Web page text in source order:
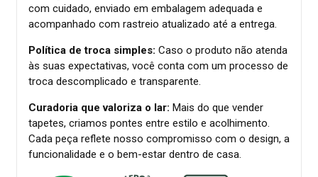
com cuidado, enviado em embalagem adequada e
acompanhado com rastreio atualizado até a entrega.
Política de troca simples: Caso o produto não atenda
às suas expectativas, você conta com um processo de
troca descomplicado e transparente.
Curadoria que valoriza o lar: Mais do que vender
tapetes, criamos pontes entre estilo e acolhimento.
Cada peça reflete nosso compromisso com o design, a
funcionalidade e o bem-estar dentro de casa.